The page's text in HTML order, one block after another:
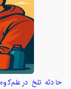
حادثه تلخ در